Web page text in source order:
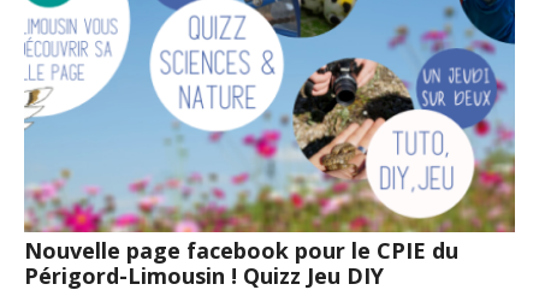
Nouvelle page facebook pour le CPIE du
Périgord-Limousin ! Quizz Jeu DIY